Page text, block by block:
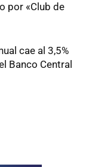
por «Club de
cae al 3,5%
Banco Central